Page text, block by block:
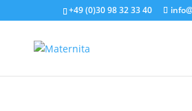
+49 (0)30 98 32 33 40